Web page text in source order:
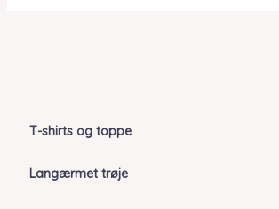
T-shirts og toppe
Langærmet trøje